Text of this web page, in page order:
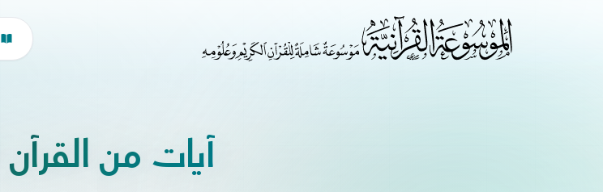
آيات من